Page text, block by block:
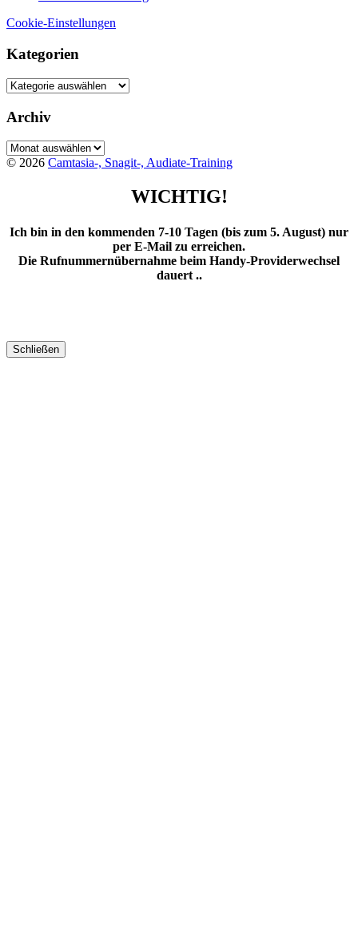
Cookie-Einstellungen
Kategorien
Kategorien
Archiv
Archiv
© 2026 Camtasia-, Snagit-, Audiate-Training
WICHTIG!
Ich bin in den kommenden 7-10 Tagen (bis zum 5. August) nur
per E-Mail zu erreichen.
Die Rufnummernübernahme beim Handy-Providerwechsel
dauert ..
Schließen